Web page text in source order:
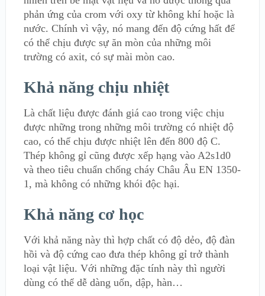
phản ứng của crom với oxy từ không khí hoặc là
nước. Chính vì vậy, nó mang đến độ cứng hất để
có thể chịu được sự ăn mòn của những môi
trường có axit, có sự mài mòn cao.
Khả năng chịu nhiệt
Là chất liệu được đánh giá cao trong việc chịu
được những trong những môi trường có nhiệt độ
cao, có thể chịu được nhiệt lên đến 800 độ C.
Thép không gỉ cũng được xếp hạng vào A2s1d0
và theo tiêu chuẩn chống cháy Châu Âu EN 1350-
1, mà không có những khói độc hại.
Khả năng cơ học
Với khả năng này thì hợp chất có độ dẻo, độ đàn
hồi và độ cứng cao đưa thép không gỉ trở thành
loại vật liệu. Với những đặc tính này thì người
dùng có thể dễ dàng uốn, dập, hàn…